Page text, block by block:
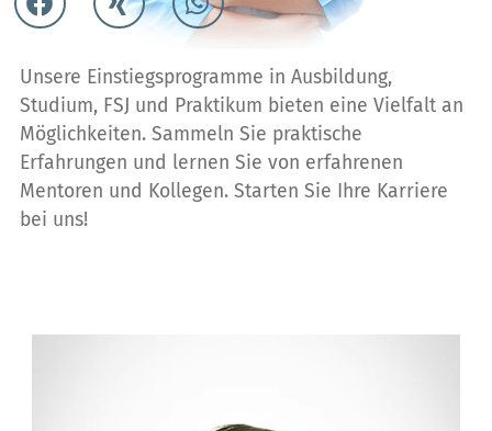
Unsere Einstiegsprogramme in Ausbildung,
Studium, FSJ und Praktikum bieten eine Vielfalt an
Möglichkeiten. Sammeln Sie praktische
Erfahrungen und lernen Sie von erfahrenen
Mentoren und Kollegen. Starten Sie Ihre Karriere
bei uns!